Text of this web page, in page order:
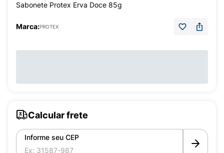
Sabonete Protex Erva Doce 85g
Marca:PROTEX
Calcular frete
Informe seu CEP